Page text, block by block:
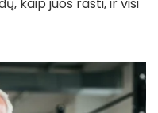
kaip juos rasti, ir visi